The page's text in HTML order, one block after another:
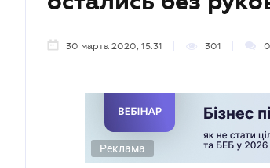
30 марта 2020, 15:31 301 0
Реклама